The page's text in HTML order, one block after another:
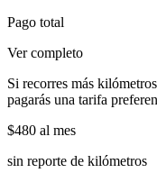
Pago total
Ver completo
Si recorres más
pagarás una tarifa
$480 al mes
sin reporte de kilómetros